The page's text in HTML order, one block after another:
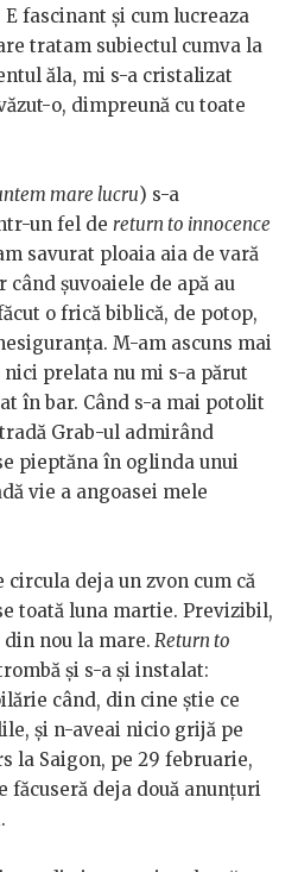
fascinant și cum lucreaza
tratam subiectul cumva la
ăla, mi s-a cristalizat
o, dimpreună cu toate
mare lucru) s-a
un fel de return to innocence
savurat ploaia aia de vară
când şuvoaiele de apă au
o frică biblică, de potop,
M-am ascuns mai
prelata nu mi s-a părut
în bar. Când s-a mai potolit
Grab-ul admirând
pieptăna în oglinda unui
vie a angoasei mele
deja un zvon cum că
toată luna martie. Previzibil,
nou la mare. Return to
şi s-a şi instalat:
când, din cine ştie ce
și n-aveai nicio grijă pe
la Saigon, pe 29 februarie,
deja două anunțuri